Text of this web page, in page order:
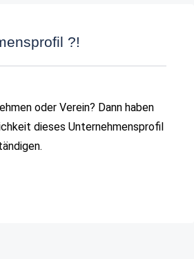
?!
oder Verein? Dann haben
dieses Unternehmensprofil